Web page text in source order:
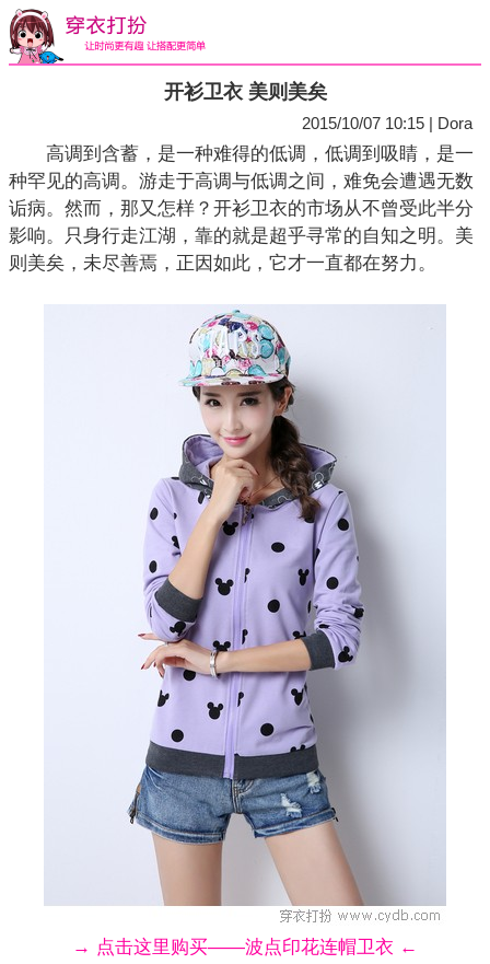
开衫卫衣 美则美矣
2015/10/07 10:15 | Dora
高调到含蓄，是一种难得的低调，低调到吸睛，是一
种罕见的高调。游走于高调与低调之间，难免会遭遇无数
诟病。然而，那又怎样？开衫卫衣的市场从不曾受此半分
影响。只身行走江湖，靠的就是超乎寻常的自知之明。美
则美矣，未尽善焉，正因如此，它才一直都在努力。
→ 点击这里购买——波点印花连帽卫衣 ←